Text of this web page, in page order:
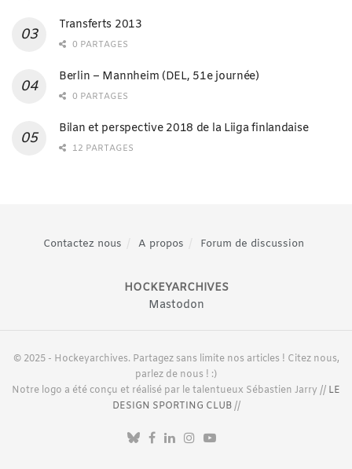
Transferts 2013
0 PARTAGES
Berlin – Mannheim (DEL, 51e journée)
0 PARTAGES
Bilan et perspective 2018 de la Liiga finlandaise
12 PARTAGES
Contactez nous A propos Forum de discussion
HOCKEYARCHIVES
Mastodon
© 2025 - Hockeyarchives. Partagez sans limite nos articles ! Citez nous,
parlez de nous ! :)
Notre logo a été conçu et réalisé par le talentueux Sébastien Jarry // LE
DESIGN SPORTING CLUB//